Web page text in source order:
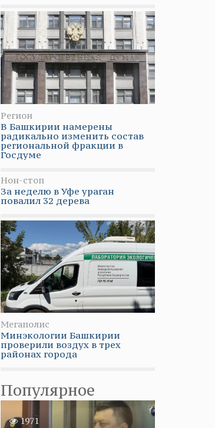
Регион
В Башкирии намерены
радикально изменить состав
региональной фракции в
Госдуме
Нон-стоп
За неделю в Уфе ураган
повалил 32 дерева
Мегаполис
Минэкологии Башкирии
проверили воздух в трех
районах города
Популярное
1971